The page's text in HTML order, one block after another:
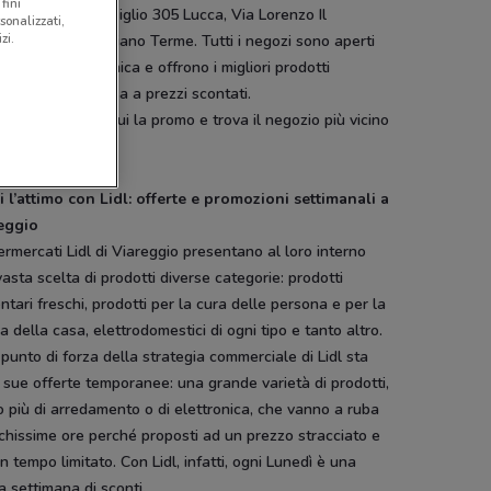
Massa, Via Di Tiglio 305 Lucca, Via Lorenzo Il
24 San Giuliano Terme. Tutti i negozi sono aperti
alla Domenica e offrono i migliori prodotti
e per la casa a prezzi scontati.
aspetti? Cerca qui la promo e trova il negozio più vicino
l’attimo con Lidl: offerte e promozioni settimanali a
Lidl di Viareggio presentano al loro interno
scelta di prodotti diverse categorie: prodotti
freschi, prodotti per la cura delle persona e per la
della casa, elettrodomestici di ogni tipo e tanto altro.
di forza della strategia commerciale di Lidl sta
offerte temporanee: una grande varietà di prodotti,
più di arredamento o di elettronica, che vanno a ruba
ore perché proposti ad un prezzo stracciato e
tempo limitato. Con Lidl, infatti, ogni Lunedì è una